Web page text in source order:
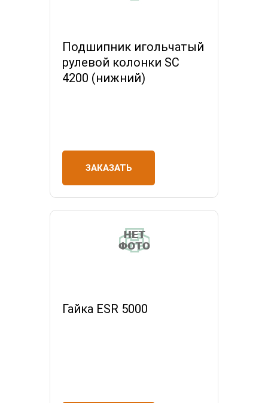
Подшипник игольчатый
рулевой колонки SC
4200 (нижний)
ЗАКАЗАТЬ
Гайка ESR 5000